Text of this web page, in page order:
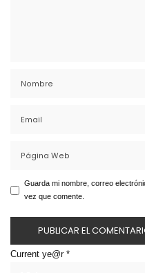
Guarda mi nombre, correo
vez que comente.
Current ye@r *